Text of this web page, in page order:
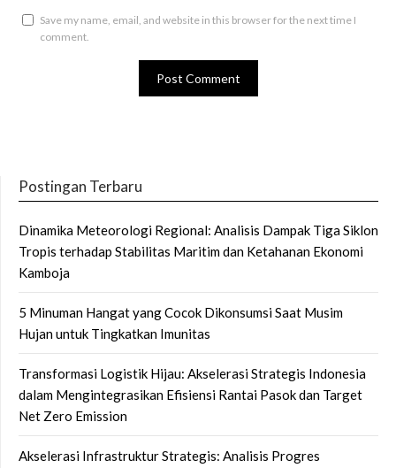
Save my name, email, and website in this browser for the next time I
comment.
Postingan Terbaru
Dinamika Meteorologi Regional: Analisis Dampak Tiga Siklon
Tropis terhadap Stabilitas Maritim dan Ketahanan Ekonomi
Kamboja
5 Minuman Hangat yang Cocok Dikonsumsi Saat Musim
Hujan untuk Tingkatkan Imunitas
Transformasi Logistik Hijau: Akselerasi Strategis Indonesia
dalam Mengintegrasikan Efisiensi Rantai Pasok dan Target
Net Zero Emission
Akselerasi Infrastruktur Strategis: Analisis Progres